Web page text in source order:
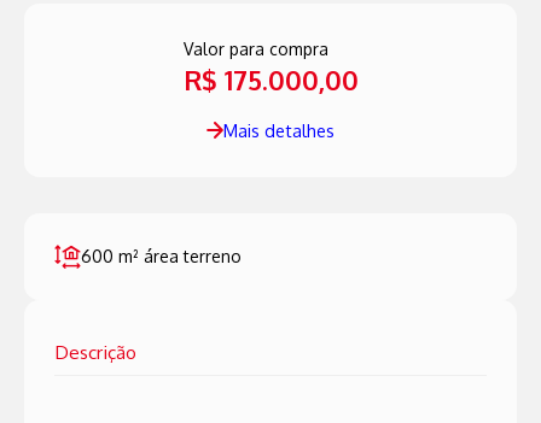
Valor para compra
R$ 175.000,00
Mais detalhes
600 m² área terreno
Descrição